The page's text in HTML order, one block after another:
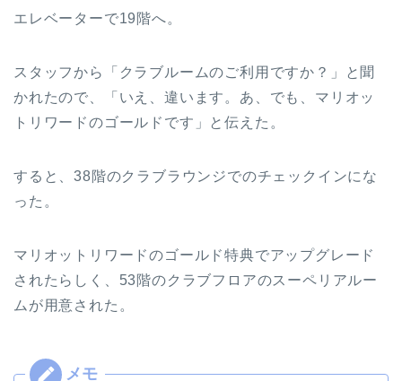
エレベーターで19階へ。
スタッフから「クラブルームのご利用ですか？」と聞
かれたので、「いえ、違います。あ、でも、マリオッ
トリワードのゴールドです」と伝えた。
すると、38階のクラブラウンジでのチェックインにな
った。
マリオットリワードのゴールド特典でアップグレード
されたらしく、53階のクラブフロアのスーペリアルー
ムが用意された。